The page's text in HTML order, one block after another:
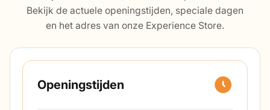
Bekijk de actuele openingstijden, speciale dagen
en het adres van onze Experience Store.
Openingstijden